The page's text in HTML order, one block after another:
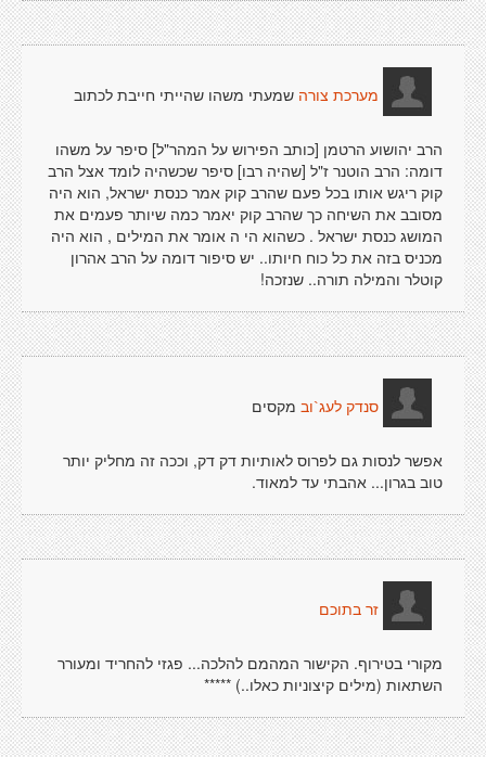
מערכת צורה שמעתי משהו שהייתי חייבת לכתוב
הרב יהושוע הרטמן [כותב הפירוש על המהר"ל] סיפר על משהו
דומה: הרב הוטנר ז"ל [שהיה רבו] סיפר שכשהיה לומד אצל הרב
קוק ריגש אותו בכל פעם שהרב קוק אמר כנסת ישראל, הוא היה
מסובב את השיחה כך שהרב קוק יאמר כמה שיותר פעמים את
המושג כנסת ישראל . כשהוא הי ה אומר את המילים , הוא היה
מכניס בזה את כל כוח חיותו.. יש סיפור דומה על הרב אהרון
קוטלר והמילה תורה.. שנזכה!
סנדק לעג`וב מקסים
אפשר לנסות גם לפרוס לאותיות דק דק, וככה זה מחליק יותר
טוב בגרון... אהבתי עד למאוד.
זר בתוכם
מקורי בטירוף. הקישור המהמם להלכה... פגזי להחריד ומעורר
השתאות (מילים קיצוניות כאלו..) *****